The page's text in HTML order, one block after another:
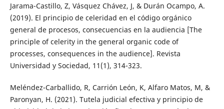
Jarama-Castillo, Z, Vásquez Chávez, J, & Durán Ocampo, A.
(2019). El principio de celeridad en el código orgánico
general de procesos, consecuencias en la audiencia [The
principle of celerity in the general organic code of
processes, consequences in the audience]. Revista
Universidad y Sociedad, 11(1), 314-323.
Meléndez-Carballido, R, Carrión León, K, Alfaro Matos, M, &
Paronyan, H. (2021). Tutela judicial efectiva y principio de